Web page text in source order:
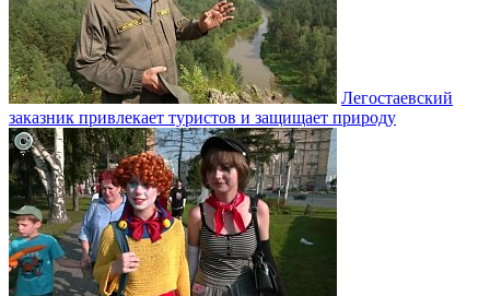
Легостаевский
заказник привлекает туристов и защищает природу